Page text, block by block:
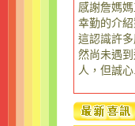
感謝詹媽
幸勤的介
這認識許
然尚未遇
人，但誠心